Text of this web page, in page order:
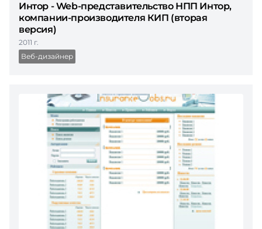
Интор - Web-представительство НПП Интор,
компании-производителя КИП (вторая
версия)
2011 г.
Веб-дизайнер